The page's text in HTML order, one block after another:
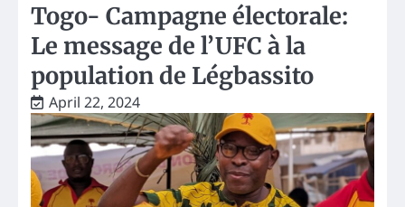
Togo- Campagne électorale:
Le message de l’UFC à la
population de Légbassito
April 22, 2024